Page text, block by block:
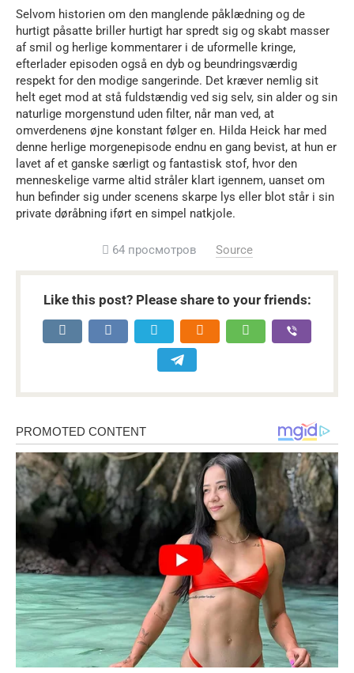
Selvom historien om den manglende påklædning og de
hurtigt påsatte briller hurtigt har spredt sig og skabt masser
af smil og herlige kommentarer i de uformelle kringe,
efterlader episoden også en dyb og beundringsværdig
respekt for den modige sangerinde. Det kræver nemlig sit
helt eget mod at stå fuldstændig ved sig selv, sin alder og sin
naturlige morgenstund uden filter, når man ved, at
omverdenens øjne konstant følger en. Hilda Heick har med
denne herlige morgenepisode endnu en gang bevist, at hun er
lavet af et ganske særligt og fantastisk stof, hvor den
menneskelige varme altid stråler klart igennem, uanset om
hun befinder sig under scenens skarpe lys eller blot står i sin
private døråbning iført en simpel natkjole.
64 просмотров Source
Like this post? Please share to your friends: